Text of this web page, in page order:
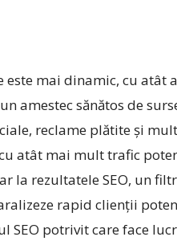
este mai dinamic, cu atât
amestec sănătos de
reclame plătite și
atât mai mult trafic
la rezultatele SEO, un
rapid clienții
SEO potrivit care face